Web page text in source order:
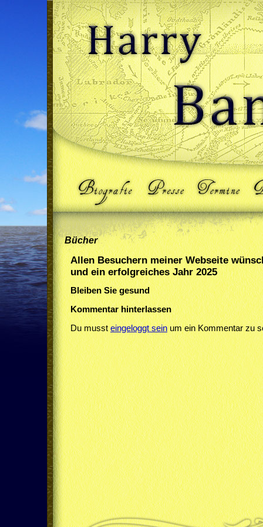
Bücher
Allen Besuchern meiner Webseite
und ein erfolgreiches Jahr 2025
Bleiben Sie gesund
Kommentar hinterlassen
Du mussteingeloggt seinum ein Kommentar zu